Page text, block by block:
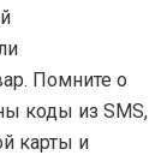
Помните о
коды из SMS,
карты и